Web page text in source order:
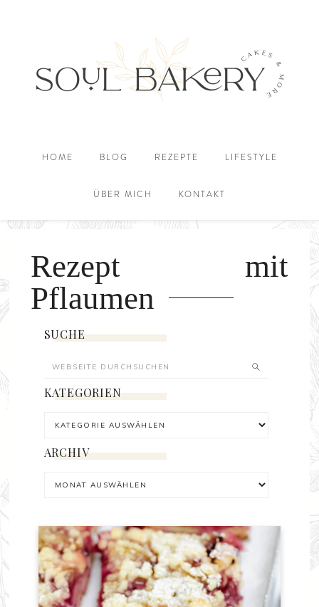
HOME BLOG REZEPTE LIFESTYLE
ÜBER MICH KONTAKT
Rezept mit
Pflaumen
SUCHE
KATEGORIEN
ARCHIV